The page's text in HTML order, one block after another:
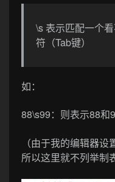
\s 表示匹配一个
符（Tab键）
如：
88\s99：则表示88和
（由于我的编辑器设
所以这里就不列举制